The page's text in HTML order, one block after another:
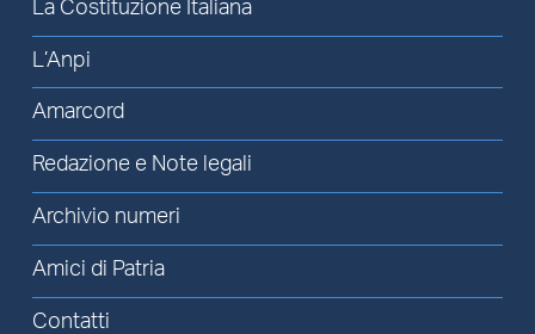
La Costituzione Italiana
L’Anpi
Amarcord
Redazione e Note legali
Archivio numeri
Amici di Patria
Contatti